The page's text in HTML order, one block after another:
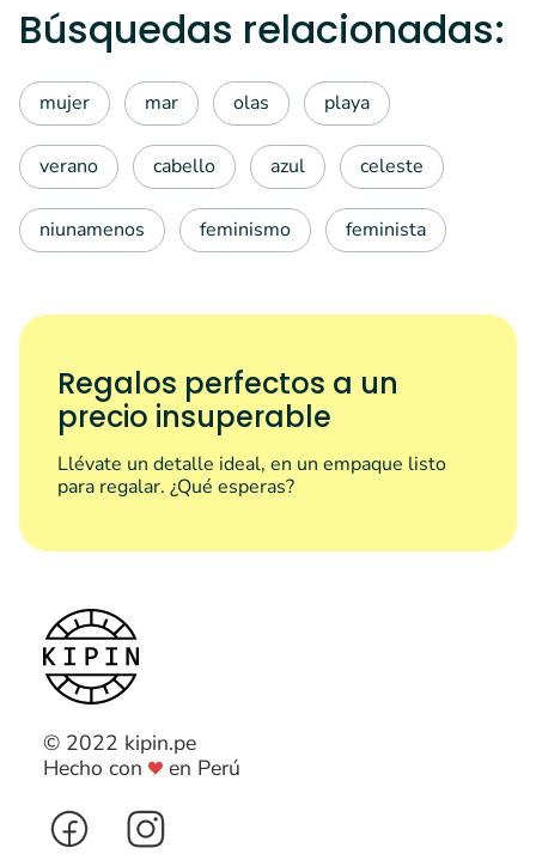
Búsquedas relacionadas:
mujer mar olas playa
verano cabello azul celeste
niunamenos feminismo feminista
Regalos perfectos a un
precio insuperable
Llévate un detalle ideal, en un empaque listo
para regalar. ¿Qué esperas?
© 2022 kipin.pe
Hecho con
en Perú